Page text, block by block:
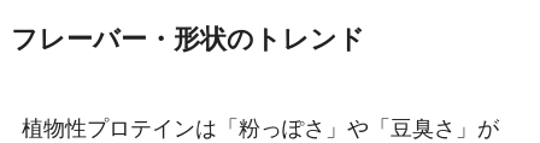
フレーバー・形状のトレンド
植物性プロテインは「粉っぽさ」や「豆臭さ」が